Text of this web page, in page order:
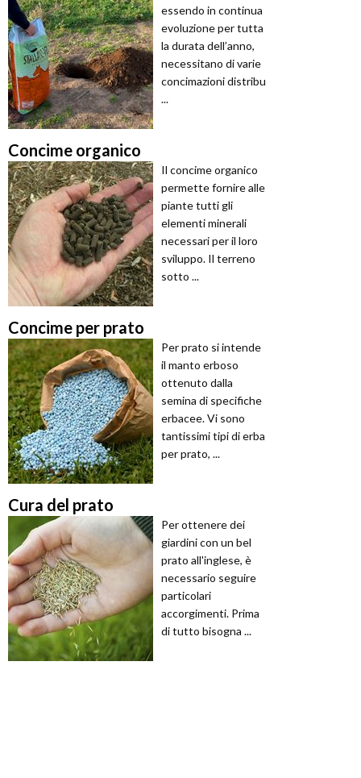
essendo in continua
evoluzione per tutta
la durata dell’anno,
necessitano di varie
concimazioni distribu
...
Concime organico
Il concime organico
permette fornire alle
piante tutti gli
elementi minerali
necessari per il loro
sviluppo. Il terreno
sotto ...
Concime per prato
Per prato si intende
il manto erboso
ottenuto dalla
semina di specifiche
erbacee. Vi sono
tantissimi tipi di erba
per prato, ...
Cura del prato
Per ottenere dei
giardini con un bel
prato all'inglese, è
necessario seguire
particolari
accorgimenti. Prima
di tutto bisogna ...